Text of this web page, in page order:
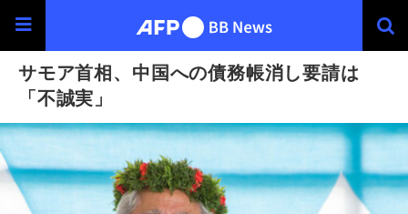
サモア首相、中国への債務帳消し要請は
「不誠実」